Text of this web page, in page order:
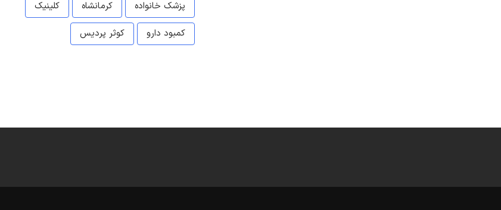
پزشک خانواده
کرمانشاه
کلینیک
کمبود دارو
کوثر پردیس